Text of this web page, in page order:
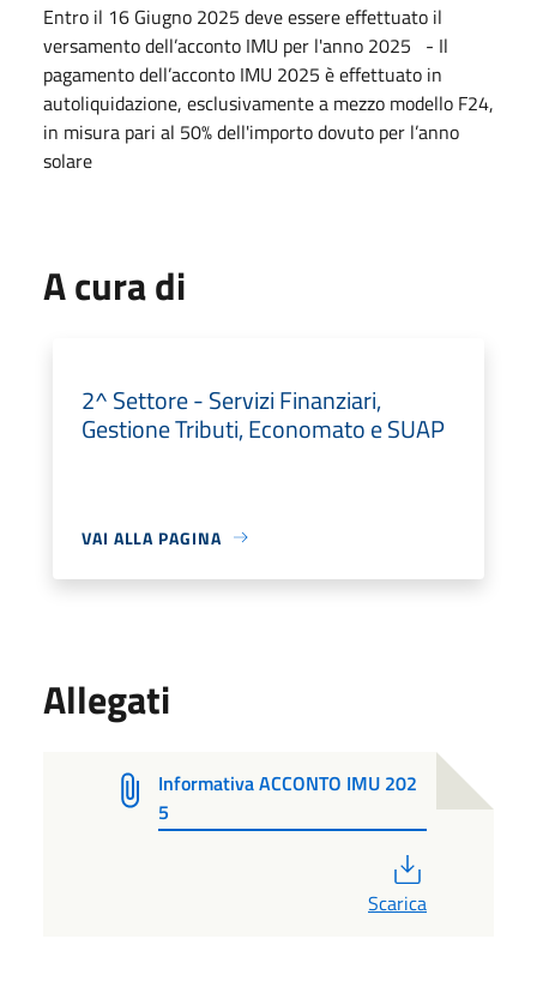
Entro il 16 Giugno 2025 deve essere effettuato il
versamento dell’acconto IMU per l'anno 2025 - Il
pagamento dell’acconto IMU 2025 è effettuato in
autoliquidazione, esclusivamente a mezzo modello F24,
in misura pari al 50% dell'importo dovuto per l’anno
solare
A cura di
2^ Settore - Servizi Finanziari,
Gestione Tributi, Economato e SUAP
VAI ALLA PAGINA
Allegati
Informativa ACCONTO IMU 202
5
Scarica